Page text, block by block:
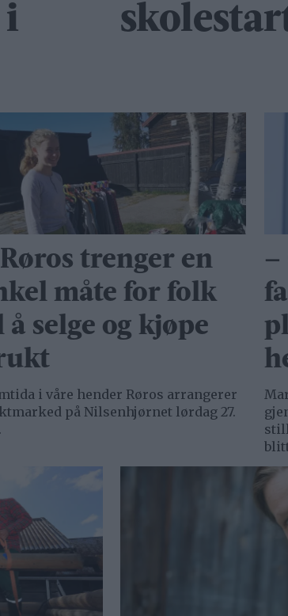
i
trenger en
måte for folk
selge og kjøpe
i våre hender Røros arrangerer
på Nilsenhjørnet lørdag 27.
–